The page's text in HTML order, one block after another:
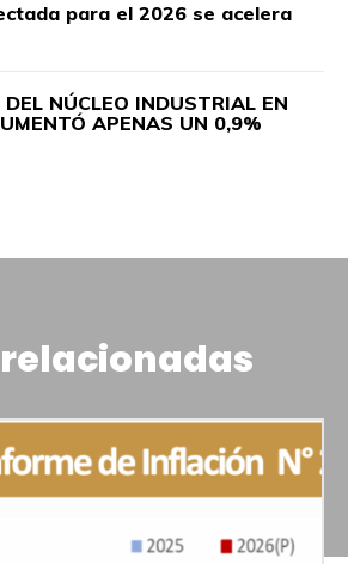
para el 2026 se acelera
NÚCLEO INDUSTRIAL EN
APENAS UN 0,9%